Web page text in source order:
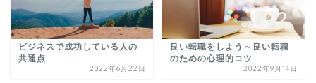
ビジネスで成功している人の
共通点
2022年6月22日
良い転職をしよう～良い転職
のための心理的コツ
2022年9月14日